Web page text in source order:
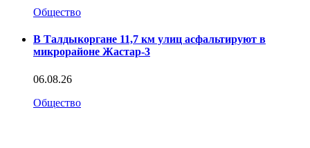
Общество
В Талдыкоргане 11,7 км улиц асфальтируют в
микрорайоне Жастар-3
06.08.26
Общество